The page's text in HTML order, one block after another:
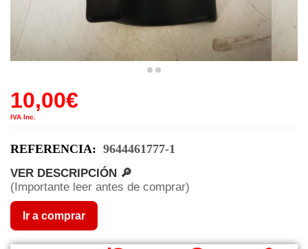
10,00€
IVA Inc.
REFERENCIA: 9644461777-1
VER DESCRIPCIÓN 🔎
(Importante leer antes de comprar)
Ir a comprar